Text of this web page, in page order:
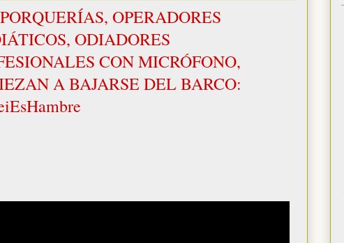
OPERADORES
ODIADORES
CON MICRÓFONO,
A BAJARSE DEL BARCO: